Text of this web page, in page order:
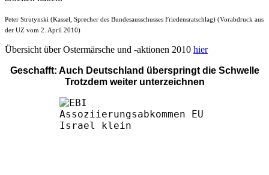
Peter Strutynski (Kassel, Sprecher des Bundesausschusses Friedensratschlag) (Vorabdruck aus
der UZ vom 2. April 2010)
Übersicht über Ostermärsche und -aktionen 2010 hier
Geschafft: Auch Deutschland überspringt die Schwelle
Trotzdem weiter unterzeichnen